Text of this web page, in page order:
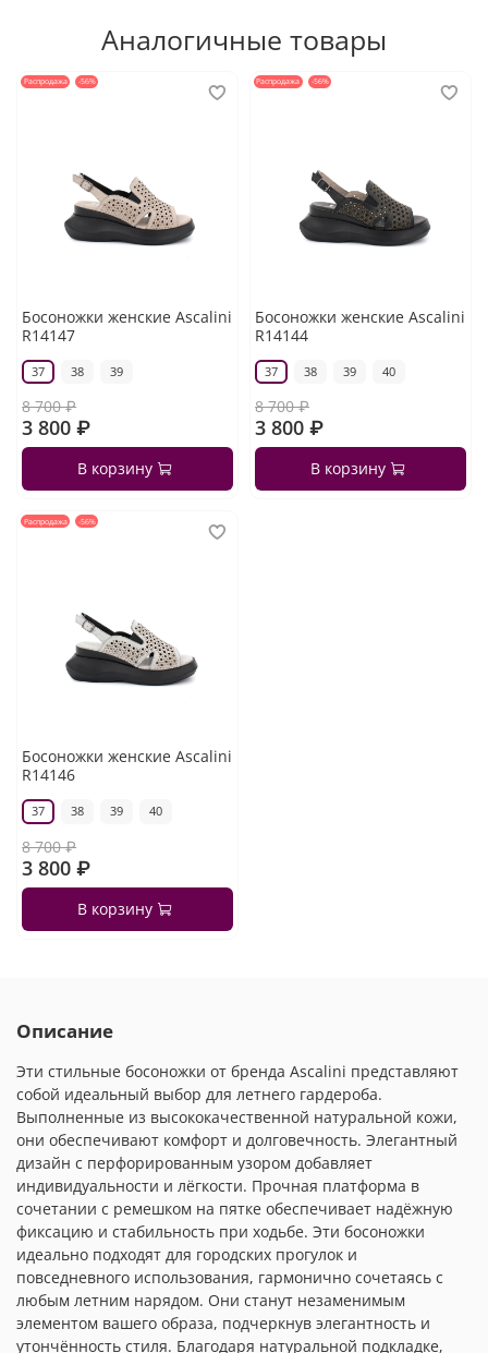
Аналогичные товары
Распродажа -56%
Босоножки женские Ascalini
R14147
37 38 39
8 700 ₽
3 800 ₽
В корзину
Распродажа -56%
Босоножки женские Ascalini
R14144
37 38 39 40
8 700 ₽
3 800 ₽
В корзину
Распродажа -56%
Босоножки женские Ascalini
R14146
37 38 39 40
8 700 ₽
3 800 ₽
В корзину
Описание
Эти стильные босоножки от бренда Ascalini представляют
собой идеальный выбор для летнего гардероба.
Выполненные из высококачественной натуральной кожи,
они обеспечивают комфорт и долговечность. Элегантный
дизайн с перфорированным узором добавляет
индивидуальности и лёгкости. Прочная платформа в
сочетании с ремешком на пятке обеспечивает надёжную
фиксацию и стабильность при ходьбе. Эти босоножки
идеально подходят для городских прогулок и
повседневного использования, гармонично сочетаясь с
любым летним нарядом. Они станут незаменимым
элементом вашего образа, подчеркнув элегантность и
утончённость стиля. Благодаря натуральной подкладке,